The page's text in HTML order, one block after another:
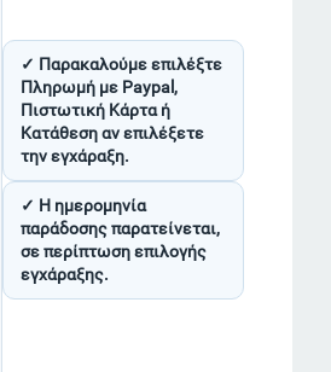
✓ Παρακαλούμε επιλέξτε
Πληρωμή με Paypal,
Πιστωτική Κάρτα ή
Κατάθεση αν επιλέξετε
την εγχάραξη.
✓ Η ημερομηνία
παράδοσης παρατείνεται,
σε περίπτωση επιλογής
εγχάραξης.